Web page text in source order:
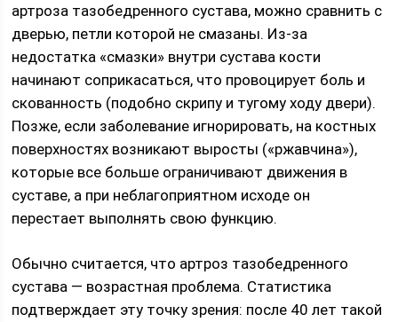
артроза тазобедренного сустава, можно сравнить с
дверью, петли которой не смазаны. Из-за
недостатка «смазки» внутри сустава кости
начинают соприкасаться, что провоцирует боль и
скованность (подобно скрипу и тугому ходу двери).
Позже, если заболевание игнорировать, на костных
поверхностях возникают выросты («ржавчина»),
которые все больше ограничивают движения в
суставе, а при неблагоприятном исходе он
перестает выполнять свою функцию.
Обычно считается, что артроз тазобедренного
сустава — возрастная проблема. Статистика
подтверждает эту точку зрения: после 40 лет такой